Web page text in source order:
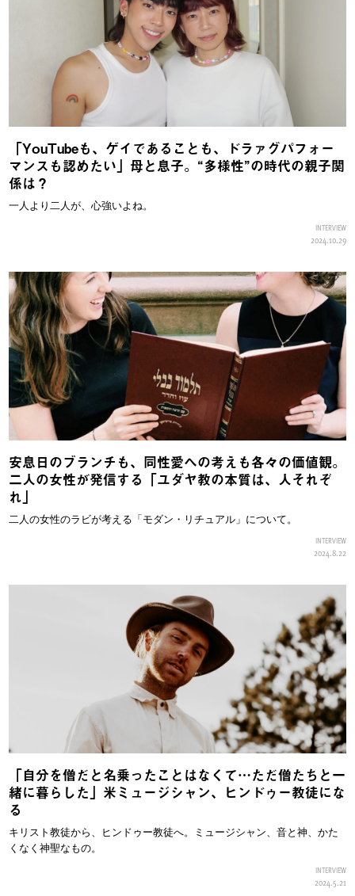
「YouTubeも、ゲイであることも、ドラァグパフォー
マンスも認めたい」母と息子。“多様性”の時代の親子関
係は？
一人より二人が、心強いよね。
INTERVIEW
2024.10.29
安息日のブランチも、同性愛への考えも各々の価値観。
二人の女性が発信する「ユダヤ教の本質は、人それぞ
れ」
二人の女性のラビが考える「モダン・リチュアル」について。
INTERVIEW
2024.8.22
「自分を僧だと名乗ったことはなくて…ただ僧たちと一
緒に暮らした」米ミュージシャン、ヒンドゥー教徒にな
る
キリスト教徒から、ヒンドゥー教徒へ。ミュージシャン、音と神、かた
くなく神聖なもの。
INTERVIEW
2024.5.21